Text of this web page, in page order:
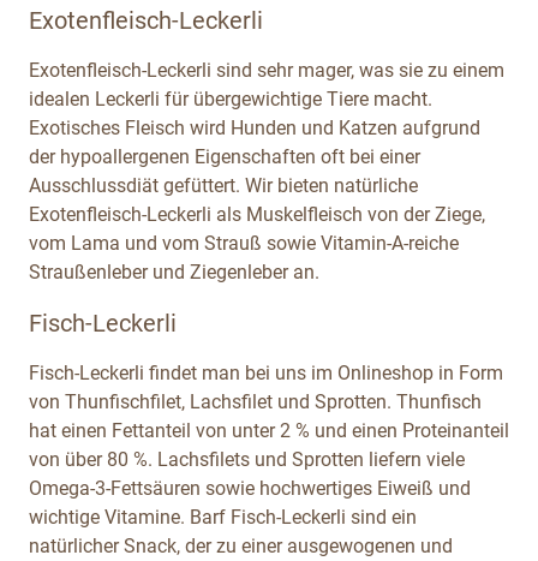
Exotenfleisch-Leckerli
Exotenfleisch-Leckerli sind sehr mager, was sie zu einem
idealen Leckerli für übergewichtige Tiere macht.
Exotisches Fleisch wird Hunden und Katzen aufgrund
der hypoallergenen Eigenschaften oft bei einer
Ausschlussdiät gefüttert. Wir bieten natürliche
Exotenfleisch-Leckerli als Muskelfleisch von der Ziege,
vom Lama und vom Strauß sowie Vitamin-A-reiche
Straußenleber und Ziegenleber an.
Fisch-Leckerli
Fisch-Leckerli findet man bei uns im Onlineshop in Form
von Thunfischfilet, Lachsfilet und Sprotten. Thunfisch
hat einen Fettanteil von unter 2 % und einen Proteinanteil
von über 80 %. Lachsfilets und Sprotten liefern viele
Omega-3-Fettsäuren sowie hochwertiges Eiweiß und
wichtige Vitamine. Barf Fisch-Leckerli sind ein
natürlicher Snack, der zu einer ausgewogenen und